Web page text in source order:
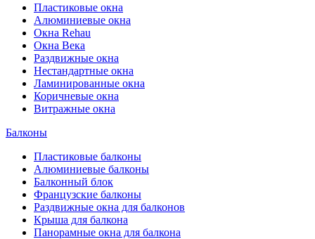
Пластиковые окна
Алюминиевые окна
Окна Rehau
Окна Века
Раздвижные окна
Нестандартные окна
Ламинированные окна
Коричневые окна
Витражные окна
Балконы
Пластиковые балконы
Алюминиевые балконы
Балконный блок
Французские балконы
Раздвижные окна для балконов
Крыша для балкона
Панорамные окна для балкона